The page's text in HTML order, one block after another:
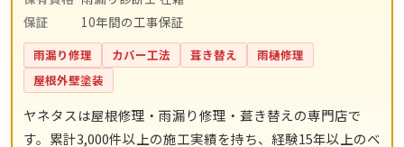
保証
10年間の工事保証
雨漏り修理 カバー工法 葺き替え
雨樋修理
屋根外壁塗装
ヤネタスは屋根修理・雨漏り修理・葺き替えの専門店で
す。累計3,000件以上の施工実績を持ち、経験15年以上のベ